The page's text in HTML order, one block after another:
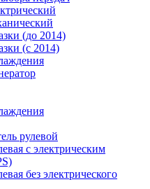
(до 2014)
(с 2014)
рулевой
с электрическим
без электрического